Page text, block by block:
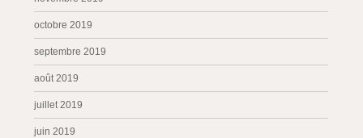
octobre 2019
septembre 2019
août 2019
juillet 2019
juin 2019